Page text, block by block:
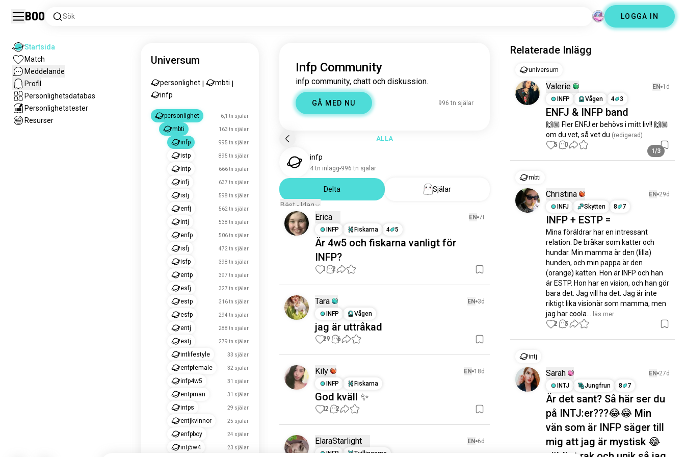
Boo Sök LOGGA IN
Startsida
Match
Meddelande
Profil
Personlighetsdatabas
Personlighetstester
Resurser
Universum
personlighet mbti
infp
personlighet 6,1 tn själar
mbti 163 tn själar
infp 995 tn själar
istp 895 tn själar
intp 666 tn själar
infj 637 tn själar
istj 598 tn själar
enfj 562 tn själar
intj 538 tn själar
enfp 506 tn själar
isfj 472 tn själar
isfp 398 tn själar
entp 397 tn själar
esfj 327 tn själar
estp 316 tn själar
esfp 294 tn själar
entj 288 tn själar
estj 279 tn själar
intlifestyle 33 själar
enfpfemale 32 själar
infp4w5 31 själar
entpman 31 själar
intps 29 själar
entjkvinnor 25 själar
enfpboy 24 själar
intj5w4 23 själar
Infp Community
infp community, chatt och diskussion.
GÅ MED NU 996 tn själar
ALLA
infp
4 tn inlägg 996 tn själar
Delta
Själar
Bäst - Idag
Erica EN 7t
INFP
Fiskarna 4 5
Är 4w5 och fiskarna vanligt för
INFP?
1 2
Tara EN 3d
INFP
Vågen
jag är uttråkad
29 6
Kily EN 18d
INFP
Fiskarna
God kväll ✨
12 2
ElaraStarlight EN 6d
INFP
Tvillingarna
Relaterade Inlägg
universum
Valerie EN 1d
INFP
Vågen 4 3
ENFJ & INFP band
🙌🏼 Fler ENFJ:er behövs i mitt liv!! 🙌🏼
om du vet, så vet du (redigerad)
1/3
5 0
mbti
Christina EN 29d
INFJ
Skytten 8 7
INFP + ESTP =
Mina föräldrar har en intressant
relation. De bråkar som katter och
hundar. Min mamma är den (lilla)
hunden, och min pappa är den
(orange) katten. Hon är INFP och han
är ESTP. Hon har en vision, och han gör
bara det. Jag vill ha det. Jag är inte
riktigt lika visionär som mamma, men
jag har coola...
läs mer
2 3
intj
Sarah EN 27d
INTJ
Jungfrun 8 7
Är det sant? Så här ser du
på INTJ:er???😂😂 Min
vän som är INFP säger till
mig att jag är mystisk 😂